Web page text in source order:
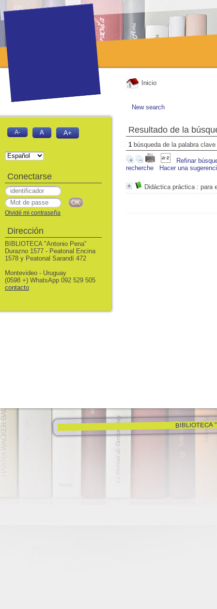
Inicio
New search
Resultado de la
1 búsqueda de la palabra clave
Refinar
recherche
Hacer una
Didáctica práctica: para
BIBLIOTECA
A- A A+
Conectarse
Olvidé mi contraseña
Dirección
BIBLIOTECA "Antonio Pena"
Durazno 1577 - Peatonal Encina
1578 y Peatonal Sarandí 472
Montevideo - Uruguay
(0598 +) WhatsApp 092 529 505
contacto